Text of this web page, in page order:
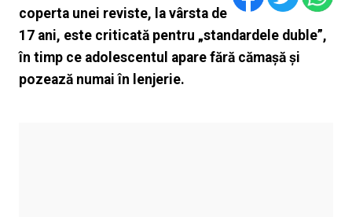
coperta unei reviste, la vârsta de
17 ani, este criticată pentru „standardele duble”,
în timp ce adolescentul apare fără cămașă și
pozează numai în lenjerie.